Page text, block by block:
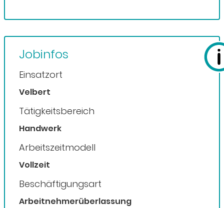
Jobinfos
Einsatzort
Velbert
Tätigkeitsbereich
Handwerk
Arbeitszeitmodell
Vollzeit
Beschäftigungsart
Arbeitnehmerüberlassung